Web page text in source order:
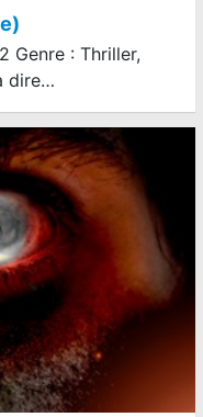
Genre : Thriller,
dire…